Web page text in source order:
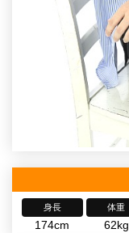
身長
174cm
体重
62kg